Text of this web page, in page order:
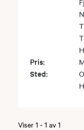
Pris:
Sted:
Viser 1 - 1 av 1